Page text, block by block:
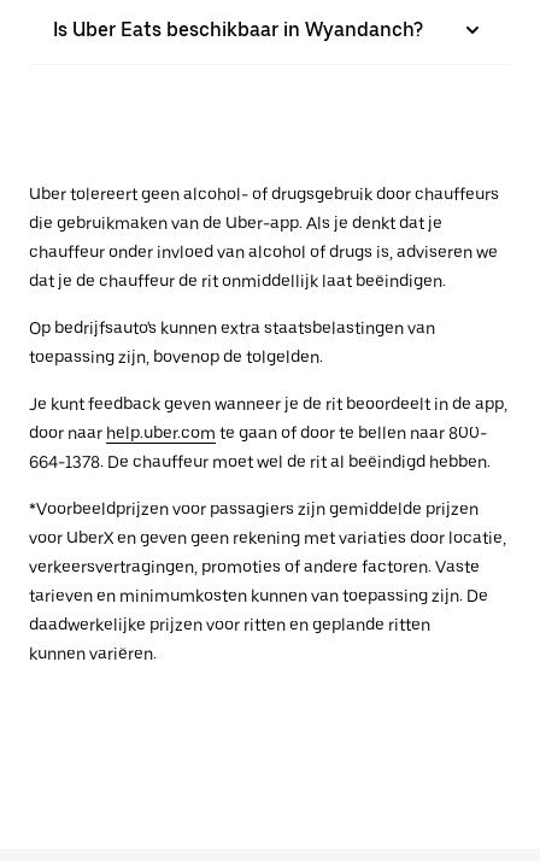
Is Uber Eats beschikbaar in Wyandanch?
Uber tolereert geen alcohol- of drugsgebruik door chauffeurs
die gebruikmaken van de Uber-app. Als je denkt dat je
chauffeur onder invloed van alcohol of drugs is, adviseren we
dat je de chauffeur de rit onmiddellijk laat beëindigen.
Op bedrijfsauto's kunnen extra staatsbelastingen van
toepassing zijn, bovenop de tolgelden.
Je kunt feedback geven wanneer je de rit beoordeelt in de app,
door naar help.uber.com te gaan of door te bellen naar 800-
664-1378. De chauffeur moet wel de rit al beëindigd hebben.
*Voorbeeldprijzen voor passagiers zijn gemiddelde prijzen
voor UberX en geven geen rekening met variaties door locatie,
verkeersvertragingen, promoties of andere factoren. Vaste
tarieven en minimumkosten kunnen van toepassing zijn. De
daadwerkelijke prijzen voor ritten en geplande ritten
kunnen variëren.